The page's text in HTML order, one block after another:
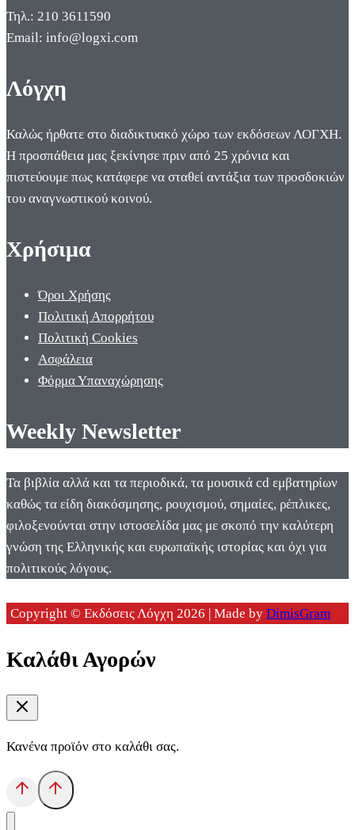
Τηλ.: 210 3611590
Email: info@logxi.com
Λόγχη
Καλώς ήρθατε στο διαδικτυακό χώρο των εκδόσεων ΛΟΓΧΗ.
Η προσπάθεια μας ξεκίνησε πριν από 25 χρόνια και
πιστεύουμε πως κατάφερε να σταθεί αντάξια των προσδοκιών
του αναγνωστικού κοινού.
Χρήσιμα
Όροι Χρήσης
Πολιτική Απορρήτου
Πολιτική Cookies
Ασφάλεια
Φόρμα Υπαναχώρησης
Weekly Newsletter
Τα βιβλία αλλά και τα περιοδικά, τα μουσικά cd εμβατηρίων
καθώς τα είδη διακόσμησης, ρουχισμού, σημαίες, ρέπλικες,
φιλοξενούνται στην ιστοσελίδα μας με σκοπό την καλύτερη
γνώση της Ελληνικής και ευρωπαϊκής ιστορίας και όχι για
πολιτικούς λόγους.
Copyright © Εκδόσεις Λόγχη 2026 | Made by DimisGram
Καλάθι Αγορών
Κανένα προϊόν στο καλάθι σας.